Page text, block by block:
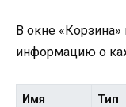
В окне
информацию о
Имя Тип